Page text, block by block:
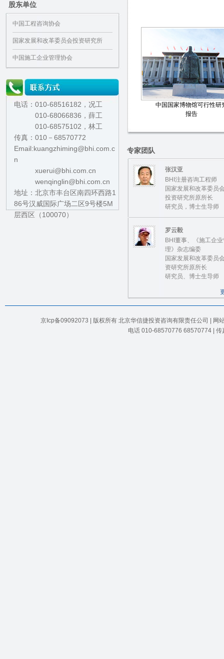
股东单位
中国工程咨询协会
国家发展和改革委员会投资研究所
中国施工企业管理协会
电话：010-68516182，况工
010-68066836，薛工
010-68575102，林工
传真：010－68570772
Email:kuangzhiming@bhi.com.c
n
xuerui@bhi.com.cn
wenqinglin@bhi.com.cn
地址：北京市丰台区南四环西路1
86号汉威国际广场二区9号楼5M
层西区（100070）
中国国家博物馆可行性研
报告
专家团队
张汉亚
BHI注册咨询工程师
国家发展和改革委员
投资研究所原所长
研究员，博士生导师
罗云毅
BHI董事、《施工企
理》杂志编委
国家发展和改革委员
资研究所原所长
研究员、博士生导师
京Icp备09092073 | 版权所有 北京华信捷投资咨询有限责任公司 |
电话 010-68570776 68570774 |